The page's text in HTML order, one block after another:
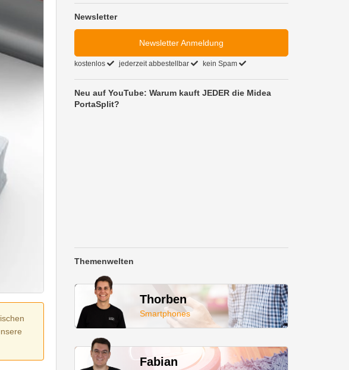
Newsletter
Newsletter Anmeldung
kostenlos jederzeit abbestellbar kein Spam
Neu auf YouTube: Warum kauft JEDER die Midea
PortaSplit?
Themenwelten
Thorben
Smartphones
Fabian